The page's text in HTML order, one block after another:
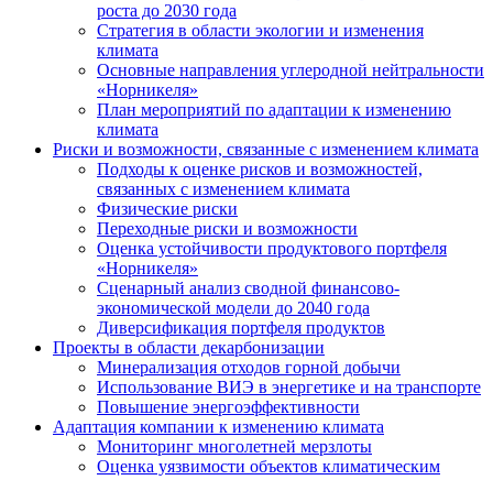
роста до 2030 года
Стратегия в области экологии и изменения
климата
Основные направления углеродной нейтральности
«Норникеля»
План мероприятий по адаптации к изменению
климата
Риски и возможности, связанные с изменением климата
Подходы к оценке рисков и возможностей,
связанных с изменением климата
Физические риски
Переходные риски и возможности
Оценка устойчивости продуктового портфеля
«Норникеля»
Сценарный анализ сводной финансово-
экономической модели до 2040 года
Диверсификация портфеля продуктов
Проекты в области декарбонизации
Минерализация отходов горной добычи
Использование ВИЭ в энергетике и на транспорте
Повышение энергоэффективности
Адаптация компании к изменению климата
Мониторинг многолетней мерзлоты
Оценка уязвимости объектов климатическим